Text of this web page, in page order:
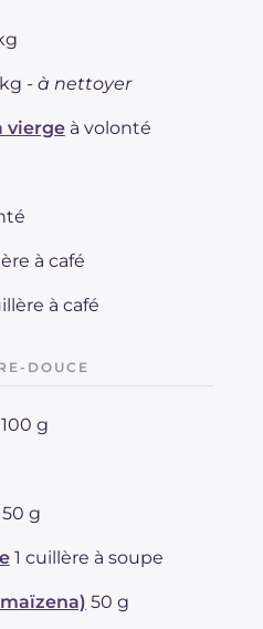
- à nettoyer
vierge à volonté
à café
à café
DOUCE
100 g
50 g
1 cuillère à soupe
50 g